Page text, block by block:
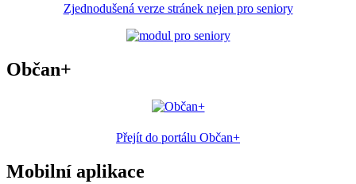
Zjednodušená verze stránek nejen pro seniory
Občan+
Přejít do portálu Občan+
Mobilní aplikace